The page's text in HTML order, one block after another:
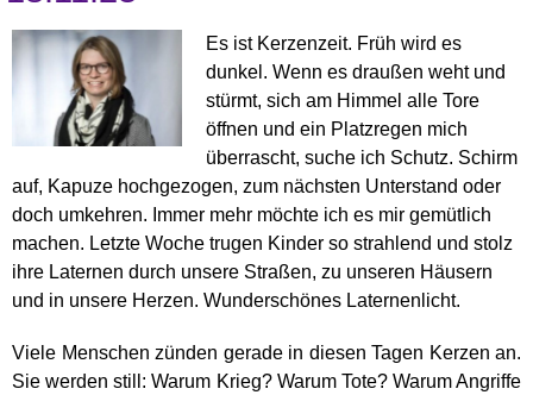
Es ist Kerzenzeit. Früh wird es
dunkel. Wenn es draußen weht und
stürmt, sich am Himmel alle Tore
öffnen und ein Platzregen mich
überrascht, suche ich Schutz. Schirm
auf, Kapuze hochgezogen, zum nächsten Unterstand oder
doch umkehren. Immer mehr möchte ich es mir gemütlich
machen. Letzte Woche trugen Kinder so strahlend und stolz
ihre Laternen durch unsere Straßen, zu unseren Häusern
und in unsere Herzen. Wunderschönes Laternenlicht.
Viele Menschen zünden gerade in diesen Tagen Kerzen an.
Sie werden still: Warum Krieg? Warum Tote? Warum Angriffe